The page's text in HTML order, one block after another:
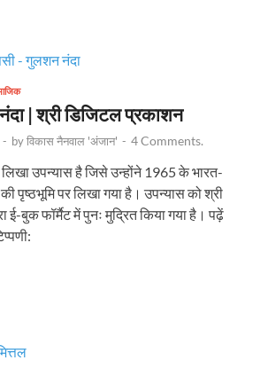
| श्री डिजिटल प्रकाशन
- byविकास नैनवाल 'अंजान' - 4 Comments.
उपन्यास है जिसे उन्होंने 1965 के भारत-
पृष्ठभूमि पर लिखा गया है। उपन्यास को श्री
ई-बुक फॉर्मैट में पुनः मुद्रित किया गया है। पढ़ें